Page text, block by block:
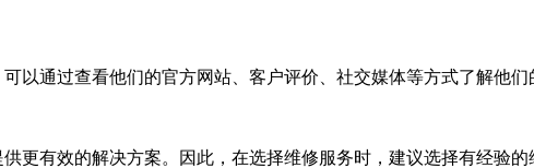
以通过查看他们的官方网站、客户评价、社交媒体等方式了解他们
更有效的解决方案。因此，在选择维修服务时，建议选择有经验的